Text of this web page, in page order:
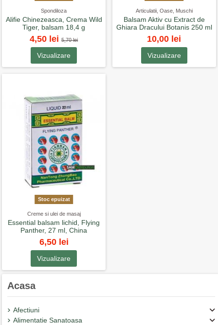
Spondiloza
Alifie Chinezeasca, Crema Wild
Tiger, balsam 18,4 g
4,50 lei5,70 lei
Vizualizare
Articulatii, Oase, Muschi
Balsam Aktiv cu Extract de
Ghiara Dracului Botanis 250 ml
10,00 lei
Vizualizare
Stoc epuizat
Creme si ulei de masaj
Essential balsam lichid, Flying
Panther, 27 ml, China
6,50 lei
Vizualizare
Acasa
Afectiuni
Alimentatie Sanatoasa